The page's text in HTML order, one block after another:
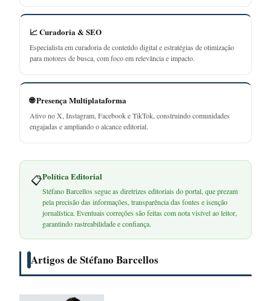
📈 Curadoria & SEO
Especialista em curadoria de conteúdo digital e estratégias de otimização
para motores de busca, com foco em relevância e impacto.
🌐 Presença Multiplataforma
Ativo no X, Instagram, Facebook e TikTok, construindo comunidades
engajadas e ampliando o alcance editorial.
📋Política Editorial
Stéfano Barcellos segue as diretrizes editoriais do portal, que prezam
pela precisão das informações, transparência das fontes e isenção
jornalística. Eventuais correções são feitas com nota visível ao leitor,
garantindo rastreabilidade e confiança.
Artigos de Stéfano Barcellos